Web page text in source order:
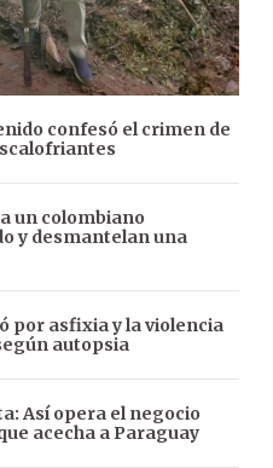
confesó el crimen de
un colombiano
y desmantelan una
por asfixia y la violencia
autopsia
Así opera el negocio
acecha a Paraguay